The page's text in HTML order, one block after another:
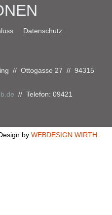
Datenschutz
// Ottogasse 27 // 94315
// Telefon: 09421
byWEBDESIGN WIRTH